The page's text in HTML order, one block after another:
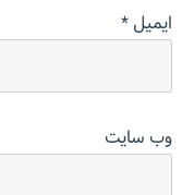
ایمیل*
وب‌ سایت